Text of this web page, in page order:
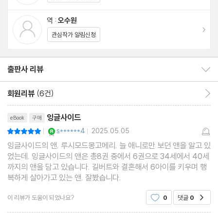
앤 시리즈가 우리나라에 소개된 지도 어느덧 60년이 훌쩍 지났다.
『빨간 머리 앤 전집』은 그동안 단편적으로 알려졌던 내용을 한데 모
아 완성도 높게 구성하고, 우리 시대에 맞게 세련된 디자인으로 구현
히 느낄 수 있도록 심사숙고해서 단어를 고르고 표현 하나하나를 세
심하게 다듬었으며, 행간에 담긴 의미를 속속들이 이해하고 본문에
오롯이 집중할 수 있게끔 각주를 꼼꼼하게 달았다. 따뜻하고 서정적
인 일러스트는 책장을 넘기는 것만으로도 설렘과 감동을 전해주며,
당대의 모습이 생생하게 담긴 희귀본을 포함한 사진 자료는 작품을
입체적으로 감상하게 도와준다. 권말에는 작품의 문학적 가치뿐 아
니라 관련 역사와 문화를 깊이 이해하고 폭넓게 바라볼 수 있도록 저
자 소개, 해제, 시대적·공간적 배경 등 다양한 주제의 완성도 높은 콘
텐츠 11편을 수록했다. 앤의 감성이 물씬 풍기는 디자인, 심미성이
탁월한 금박 후가공, 오래도록 간직하고픈 마음이 드는 양장 제본과
29장
30장
32장
33장
34장
37장
38장
39장
40장
41장
역 : 오수원
관심작가 알림신청
출판사 리뷰
회원리뷰 (6건)
eBook 구매 잉글사이드
| s******4 | 2025.05.05
잉글사이드의 앤. 루시모드몽고메리. 늘 애니로만 보던 앤을 알고 있
었는데. 잉글사이드의 앤은 총8권 중에서 6권으로 34세에서 40세
까지의 앤을 담고 있습니다. 길버트와 결혼해서 6아이를 키우며 행
복하게 살아가고 있는 앤. 잘봤습니다.
이 리뷰가 도움이 되었나요? 0 댓글 0